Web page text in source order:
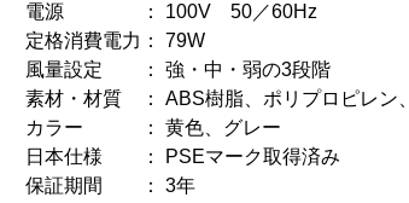
電源 ： 100V 50／60Hz
定格消費電力： 79W
風量設定 ： 強・中・弱の3段階
素材・材質 ： ABS樹脂、ポリプロピレン
カラー ： 黄色、グレー
日本仕様 ： PSEマーク取得済み
保証期間 ： 3年